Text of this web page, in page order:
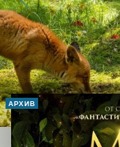
АРХИВ